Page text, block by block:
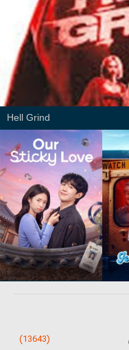
Hell Grind
(13643)